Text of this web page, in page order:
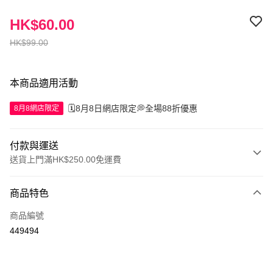
HK$99.00
HK$60.00
本商品適用活動
8月8網店限定 🗓️8月8日網店限定💭全場88折優惠
付款與運送
送貨上門滿HK$250.00免運費
信用卡
Apple Pay
商品特色
商品編號
449494